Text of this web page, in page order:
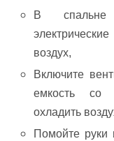
В
воздух,
Включите
емкость со
охладить
Помойте руки